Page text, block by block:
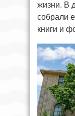
жизни. В
собрали
книги и